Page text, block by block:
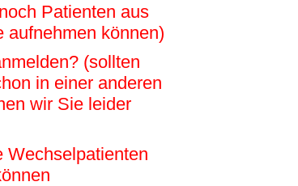
Patienten aus
aufnehmen können)
(sollten
in einer anderen
wir Sie leider
Wechselpatienten